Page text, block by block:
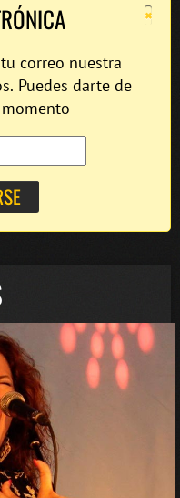
×
correo nuestra
Puedes darte de